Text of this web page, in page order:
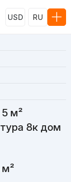
USD RU
м²
8к дом